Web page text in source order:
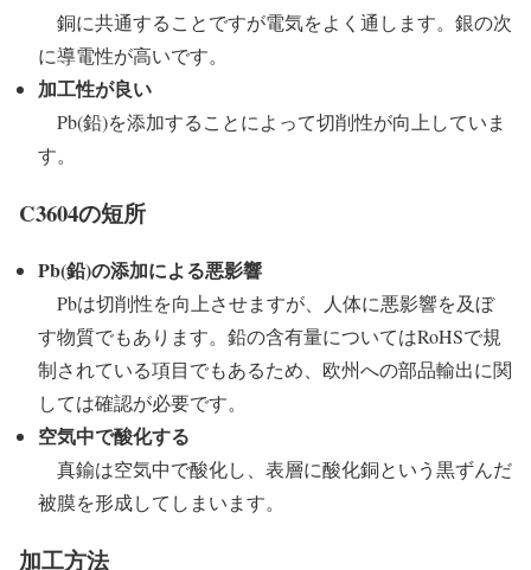
銅に共通することですが電気をよく通します。銀の次
に導電性が高いです。
加工性が良い
Pb(鉛)を添加することによって切削性が向上していま
す。
C3604の短所
Pb(鉛)の添加による悪影響
Pbは切削性を向上させますが、人体に悪影響を及ぼ
す物質でもあります。鉛の含有量についてはRoHSで規
制されている項目でもあるため、欧州への部品輸出に関
しては確認が必要です。
空気中で酸化する
真鍮は空気中で酸化し、表層に酸化銅という黒ずんだ
被膜を形成してしまいます。
加工方法